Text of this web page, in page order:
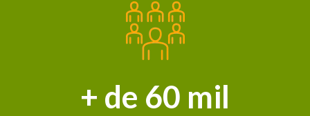
+ de 60 mil